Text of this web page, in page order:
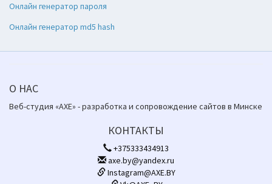
Онлайн генератор пароля
Онлайн генератор md5 hash
О НАС
Веб-студия «AXE» - разработка и сопровождение сайтов в Минске
КОНТАКТЫ
+375333434913
axe.by@yandex.ru
Instagram@AXE.BY